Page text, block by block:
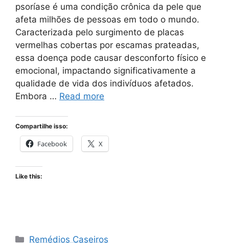
psoríase é uma condição crônica da pele que
afeta milhões de pessoas em todo o mundo.
Caracterizada pelo surgimento de placas
vermelhas cobertas por escamas prateadas,
essa doença pode causar desconforto físico e
emocional, impactando significativamente a
qualidade de vida dos indivíduos afetados.
Embora … Read more
Compartilhe isso:
Facebook X
Like this:
Categories
Remédios Caseiros